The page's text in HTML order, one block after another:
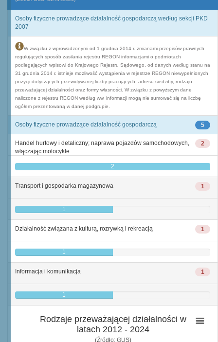
Osoby fizyczne prowadzące działalność gospodarczą według sekcji PKD
2007
W związku z wprowadzonymi od 1 grudnia 2014 r. zmianami przepisów prawnych
regulujących sposób zasilania rejestru REGON informacjami o podmiotach
podlegających wpisowi do Krajowego Rejestru Sądowego, od danych według stanu na
31 grudnia 2014 r. istnieje możliwość wystąpienia w rejestrze REGON niewypełnionych
pozycji dotyczących przewidywanej liczby pracujących, adresu siedziby, rodzaju
przeważającej działalności oraz formy własności. W związku z powyższym dane
naliczone z rejestru REGON według ww. informacji mogą nie sumować się na liczbę
ogółem prezentowaną w danej podgrupie.
5
Osoby fizyczne prowadzące działalność gospodarczą
2
Handel hurtowy i detaliczny; naprawa pojazdów samochodowych,
włączając motocykle
2
1
Transport i gospodarka magazynowa
1
1
Działalność związana z kulturą, rozrywką i rekreacją
1
1
Informacja i komunikacja
1
Rodzaje przeważającej działalności w
latach 2012 - 2024
(Źródło: GUS)